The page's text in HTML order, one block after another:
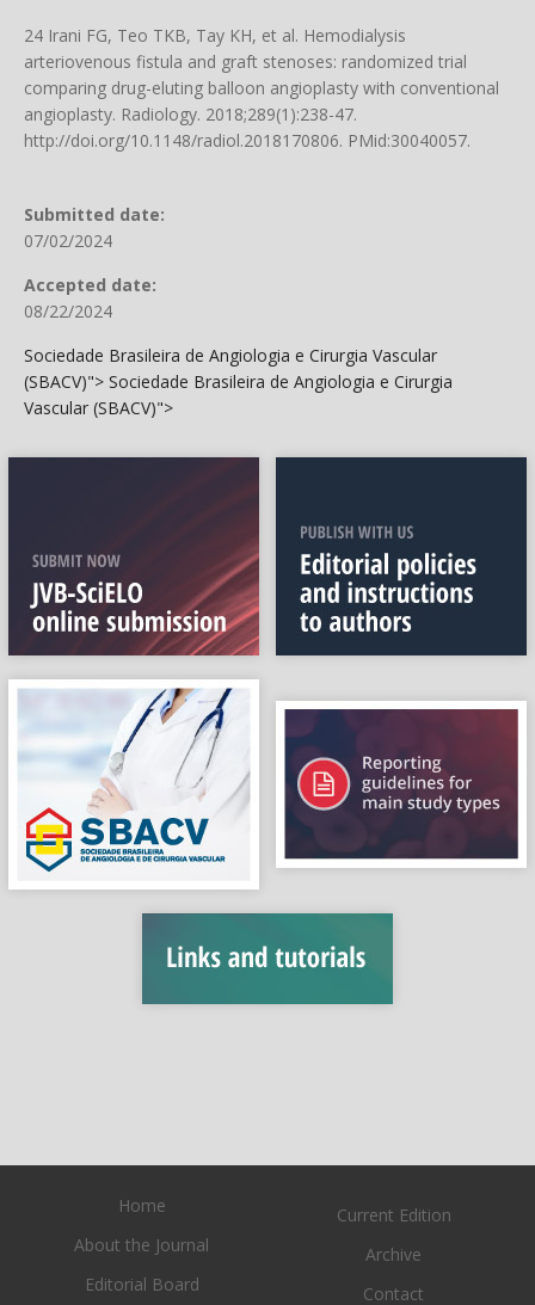
24 Irani FG, Teo TKB, Tay KH, et al. Hemodialysis
arteriovenous fistula and graft stenoses: randomized trial
comparing drug-eluting balloon angioplasty with conventional
angioplasty. Radiology. 2018;289(1):238-47.
http://doi.org/10.1148/radiol.2018170806. PMid:30040057.
Submitted date:
07/02/2024
Accepted date:
08/22/2024
Sociedade Brasileira de Angiologia e Cirurgia Vascular
(SBACV)"> Sociedade Brasileira de Angiologia e Cirurgia
Vascular (SBACV)">
Home
About the Journal
Editorial Board
Current Edition
Archive
Contact